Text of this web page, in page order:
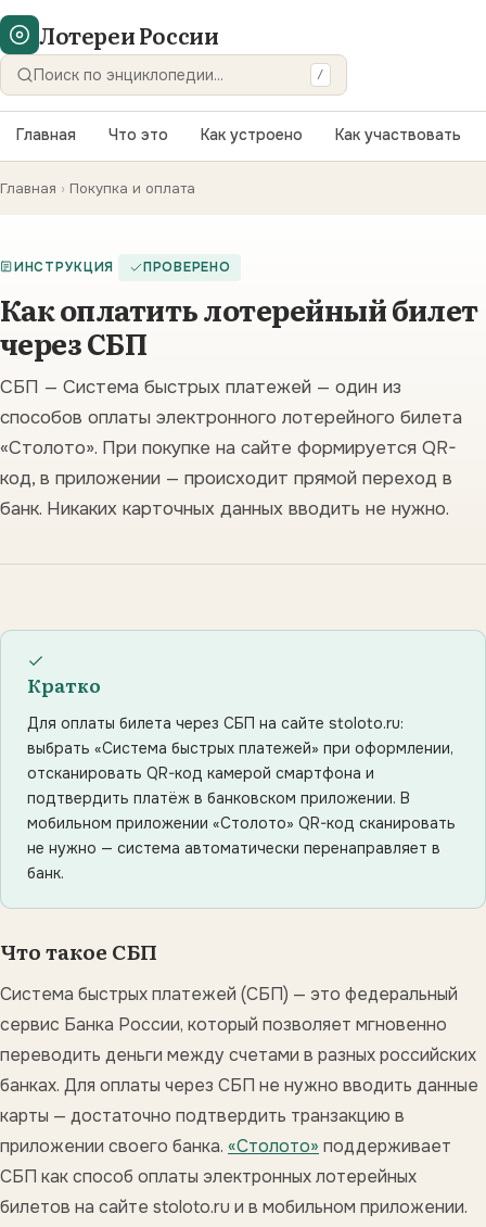
Лотереи России
/
Искать
Главная Что это Как устроено Как участвовать
Главная › Покупка и оплата
ИНСТРУКЦИЯ ПРОВЕРЕНО
Как оплатить лотерейный билет
через СБП
СБП — Система быстрых платежей — один из
способов оплаты электронного лотерейного билета
«Столото». При покупке на сайте формируется QR-
код, в приложении — происходит прямой переход в
банк. Никаких карточных данных вводить не нужно.
Кратко
Для оплаты билета через СБП на сайте stoloto.ru:
выбрать «Система быстрых платежей» при оформлении,
отсканировать QR-код камерой смартфона и
подтвердить платёж в банковском приложении. В
мобильном приложении «Столото» QR-код сканировать
не нужно — система автоматически перенаправляет в
банк.
Что такое СБП
Система быстрых платежей (СБП) — это федеральный
сервис Банка России, который позволяет мгновенно
переводить деньги между счетами в разных российских
банках. Для оплаты через СБП не нужно вводить данные
карты — достаточно подтвердить транзакцию в
приложении своего банка. «Столото» поддерживает
СБП как способ оплаты электронных лотерейных
билетов на сайте stoloto.ru и в мобильном приложении.